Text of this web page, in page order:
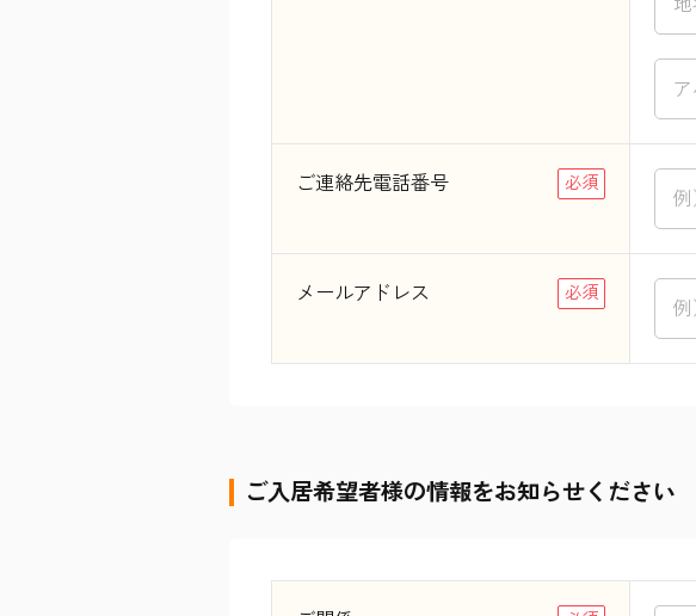
ご連絡先電話番号
メールアドレス
ご入居希望者様の情報をお知らせください